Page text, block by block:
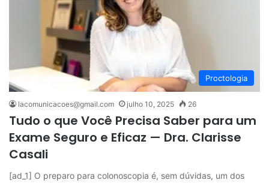
Proctologia
lacomunicacoes@gmail.com julho 10, 2025 26
Tudo o que Você Precisa Saber para um
Exame Seguro e Eficaz — Dra. Clarisse
Casali
[ad_1] O preparo para colonoscopia é, sem dúvidas, um dos